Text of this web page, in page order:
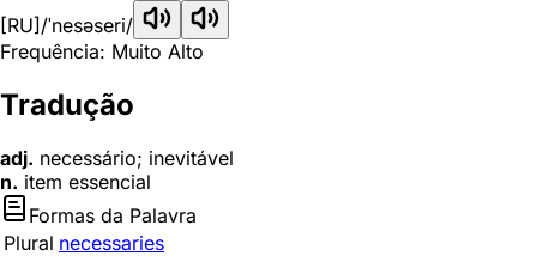
[RU] /ˈnesəseri/
Frequência: Muito Alto
Tradução
adj. necessário; inevitável
n. item essencial
Formas da Palavra
Plural necessaries